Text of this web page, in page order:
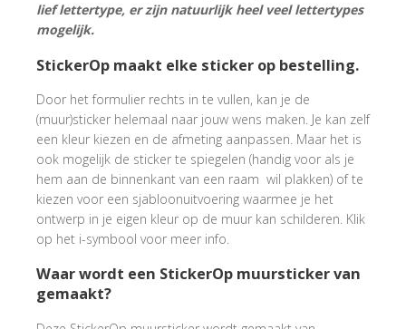
lief lettertype, er zijn natuurlijk heel veel lettertypes
mogelijk.
StickerOp maakt elke sticker op bestelling.
Door het formulier rechts in te vullen, kan je de
(muur)sticker helemaal naar jouw wens maken. Je kan zelf
een kleur kiezen en de afmeting aanpassen. Maar het is
ook mogelijk de sticker te spiegelen (handig voor als je
hem aan de binnenkant van een raam wil plakken) of te
kiezen voor een sjabloonuitvoering waarmee je het
ontwerp in je eigen kleur op de muur kan schilderen. Klik
op het i-symbool voor meer info.
Waar wordt een StickerOp muursticker van
gemaakt?